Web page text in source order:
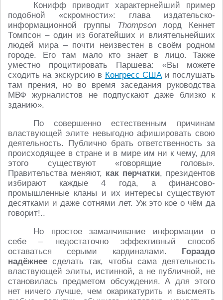
Конифф приводит характернейший пример
подобной «скромности»: глава издательско-
информационной группы Thompsonлорд Кеннет
Томпсон – один из богатейших и влиятельнейших
людей мира – почти неизвестен в своём родном
городе. Его там мало кто знает в лицо. Также
уместно процитировать Паршева: «Вы можете
сходить на экскурсию в Конгресс СШАи послушать
там прения, но во время заседания руководства
МВФ журналистов не подпускают даже близко к
зданию».
По совершенно естественным причинам
властвующей элите невыгодно афишировать свою
деятельность. Публично брать ответственность за
происходящее в стране и в мире им ни к чему, для
этого существуют «говорящие головы».
Правительства меняют, как перчатки, президентов
избирают каждые 4 года, а финансово-
промышленные кланы и их интересы существуют
десятками и даже сотнями лет. Уж это кое о чём да
говорит!..
Но простое замалчивание информации о
себе – недостаточно эффективный способ
оставаться серыми кардиналами. Гораздо
надёжнее сделать так, чтобы сама деятельность
властвующей элиты, истинной, а не публичной, не
становилась предметом обсуждения. А для этого
нет ничего лучше, чем окарикатурить и высмеять